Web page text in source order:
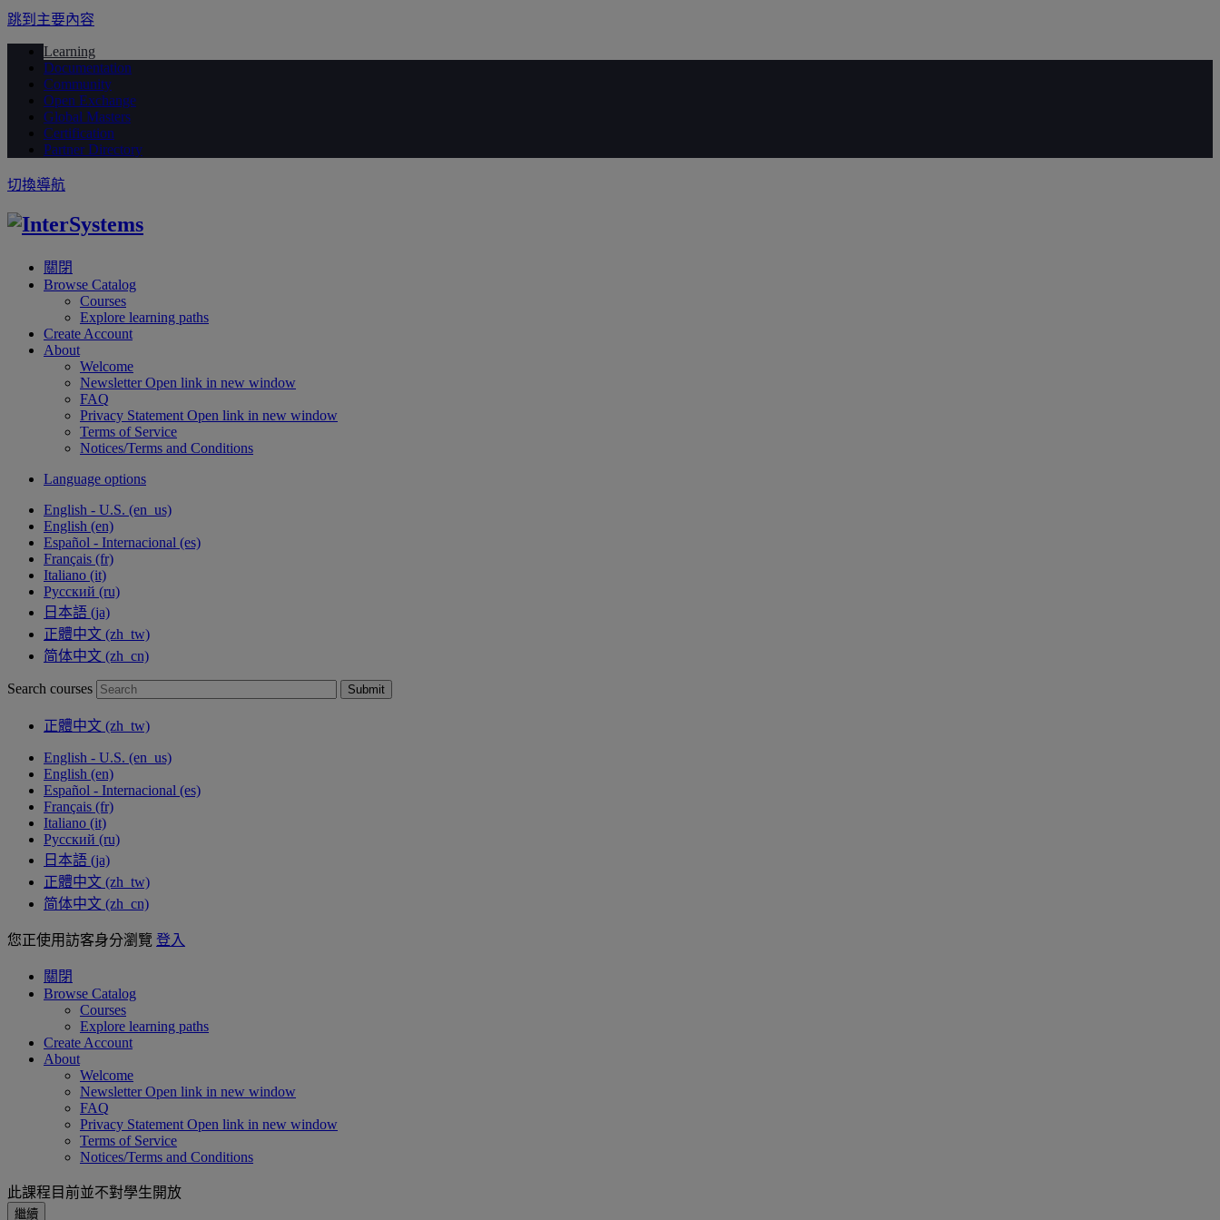
跳到主要內容
Learning
Documentation
Community
Open Exchange
Global Masters
Certification
Partner Directory
切換導航
關閉
Browse Catalog
Courses
Explore learning paths
Create Account
About
Welcome
NewsletterOpen link in new window
FAQ
Privacy Statement Open link in new window
Terms of Service
Notices/Terms and Conditions
Language options
English - U.S. ‎(en_us)‎
English ‎(en)‎
Español - Internacional ‎(es)‎
Français ‎(fr)‎
Italiano ‎(it)‎
Русский ‎(ru)‎
日本語 ‎(ja)‎
正體中文 ‎(zh_tw)‎
简体中文 ‎(zh_cn)‎
Search courses Submit
正體中文 ‎(zh_tw)‎
English - U.S. ‎(en_us)‎
English ‎(en)‎
Español - Internacional ‎(es)‎
Français ‎(fr)‎
Italiano ‎(it)‎
Русский ‎(ru)‎
日本語 ‎(ja)‎
正體中文 ‎(zh_tw)‎
简体中文 ‎(zh_cn)‎
您正使用訪客身分瀏覽 登入
關閉
Browse Catalog
Courses
Explore learning paths
Create Account
About
Welcome
NewsletterOpen link in new window
FAQ
Privacy Statement Open link in new window
Terms of Service
Notices/Terms and Conditions
此課程目前並不對學生開放